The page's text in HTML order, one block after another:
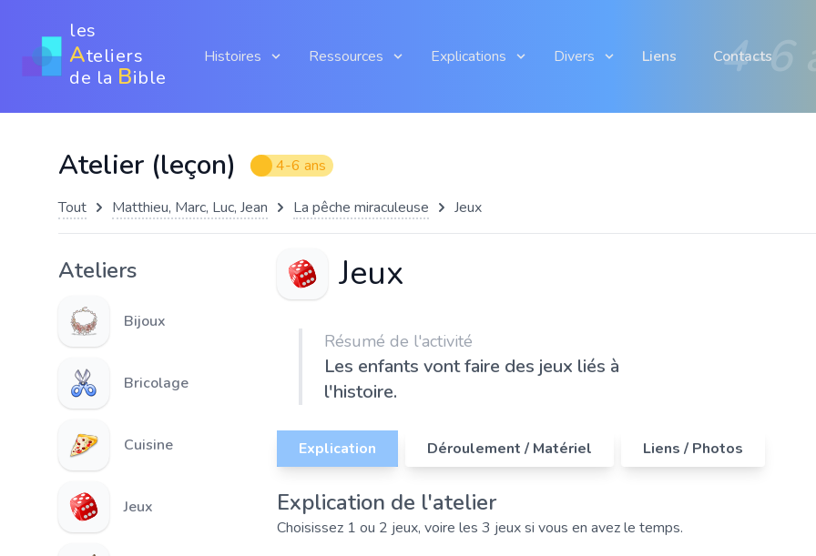
les
Ateliers
de la Bible
Histoires Ressources Explications Divers Liens Contacts
4-6
Atelier (leçon) 4-6 ans
Tout Matthieu, Marc, Luc, Jean La pêche miraculeuse Jeux
Ateliers
Bijoux
Bricolage
Cuisine
Jeux
Jeux
Résumé de l'activité
Les enfants vont faire des jeux liés à
l'histoire.
Explication Déroulement / Matériel Liens / Photos
Explication de l'atelier
Choisissez 1 ou 2 jeux, voire les 3 jeux si vous en avez le temps.